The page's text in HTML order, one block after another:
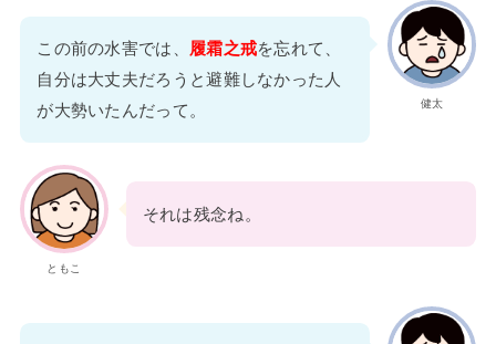
健太
この前の水害では、 履霜之戒を忘れて、
自分は大丈夫だろうと避難しなかった人
が大勢いたんだって。
ともこ
それは残念ね。